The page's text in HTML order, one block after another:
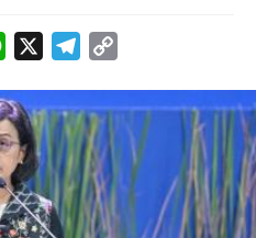
WhatsApp Telegram